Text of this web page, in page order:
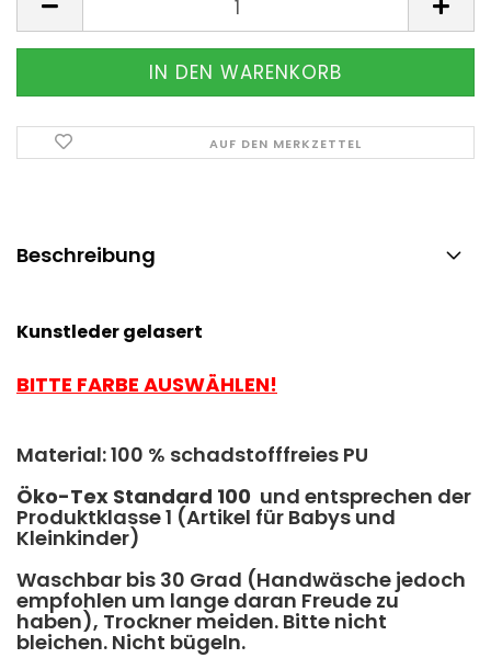
AUF DEN MERKZETTEL
Beschreibung
Kunstleder gelasert
BITTE FARBE AUSWÄHLEN!
Material: 100 % schadstofffreies PU
Öko-Tex Standard 100 und entsprechen der
Produktklasse 1 (Artikel für Babys und
Kleinkinder)
Waschbar bis 30 Grad (Handwäsche jedoch
empfohlen um lange daran Freude zu
haben), Trockner meiden. Bitte nicht
bleichen. Nicht bügeln.